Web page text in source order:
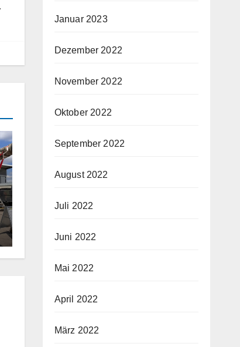
Januar 2023
Dezember 2022
November 2022
Oktober 2022
September 2022
August 2022
Juli 2022
Juni 2022
Mai 2022
April 2022
März 2022